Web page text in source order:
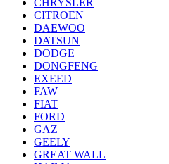
CITROEN
DAEWOO
DATSUN
DODGE
DONGFENG
EXEED
FAW
FIAT
FORD
GAZ
GEELY
GREAT WALL